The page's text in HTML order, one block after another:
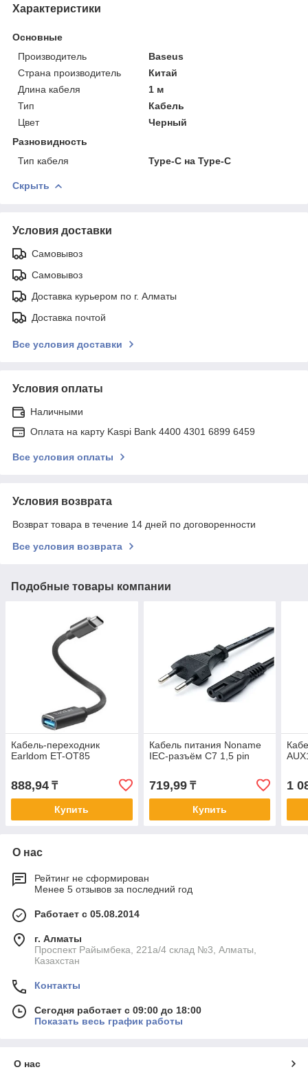
Характеристики
Основные
Производитель
Baseus
Страна производитель
Китай
Длина кабеля
1 м
Тип
Кабель
Цвет
Черный
Разновидность
Тип кабеля
Type-C на Type-C
Скрыть
Условия доставки
Самовывоз
Самовывоз
Доставка курьером по г. Алматы
Доставка почтой
Все условия доставки
Условия оплаты
Наличными
Оплата на карту Kaspi Bank 4400 4301 6899 6459
Все условия оплаты
Условия возврата
Возврат товара в течение 14 дней по договоренности
Все условия возврата
Подобные товары компании
Кабель-переходник
Earldom ET-OT85
888,94 ₸
Купить
Кабель питания Noname
IEC-разъём C7 1,5 pin
719,99₸
Купить
1
О нас
Рейтинг не сформирован
Менее 5 отзывов за последний год
Работает с 05.08.2014
г. Алматы
Проспект Райымбека, 221а/4 склад №3, Алматы,
Казахстан
Контакты
Сегодня работает с 09:00 до 18:00
Показать весь график работы
О нас